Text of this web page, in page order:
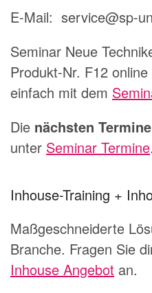
E-Mail: service@sp-
Seminar Neue
Produkt-Nr. F12
einfach mit dem
Die nächsten Termine
unter Seminar Termine.
Inhouse-Training +
Maßgeschneiderte
Branche. Fragen Sie
Inhouse Angebot an.